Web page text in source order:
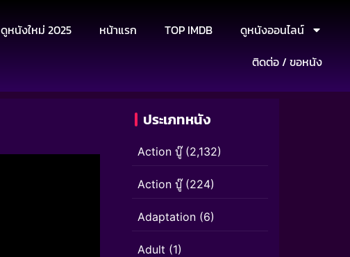
ดูหนังใหม่ 2025 หน้าแรก TOP IMDB
ดูหนังออนไลน์
ติดต่อ / ขอหนัง
ประเภทหนัง
Action บู๊(2,132)
Action บู๊(224)
Adaptation (6)
Adult (1)